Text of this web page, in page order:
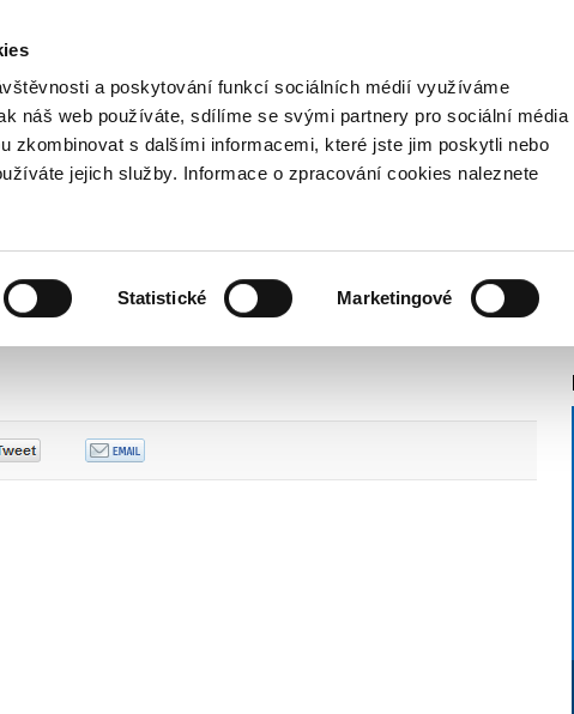
a poskytování funkcí sociálních médií využíváme
náš web používáte, sdílíme se svými partnery pro sociální média
zkombinovat s dalšími informacemi, které jste jim poskytli nebo
jejich služby. Informace o zpracování cookies naleznete
Statistické Marketingové
Bezplatná infolinka
Národní koordinátor Veřejné aktivity Veřejné aktivity za rok 2017
rok 2017
CSc.
eura v ČR
Vydáno 9. 1. 2017